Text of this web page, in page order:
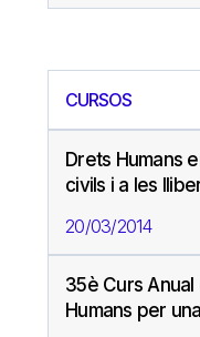
CURSOS
Drets Humans
civils i a les
20/03/2014
35è Curs Anual
Humans per